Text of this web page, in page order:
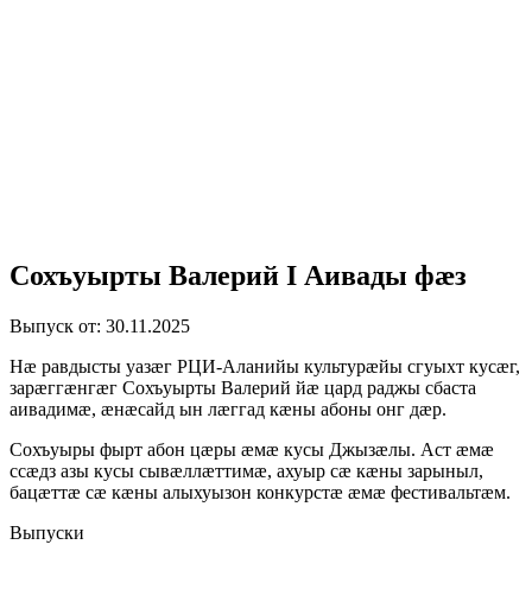
Сохъуырты Валерий I Аивады фæз
Выпуск от: 30.11.2025
Нӕ равдысты уазӕг РЦИ-Аланийы культурӕйы сгуыхт кусӕг,
зарӕггӕнгӕг Сохъуырты Валерий йӕ цард раджы сбаста
аивадимӕ, ӕнӕсайд ын лӕггад кӕны абоны онг дӕр.
Сохъуыры фырт абон цӕры ӕмӕ кусы Джызӕлы. Аст ӕмӕ
ссӕдз азы кусы сывӕллӕттимӕ, ахуыр сӕ кӕны зарыныл,
бацӕттӕ сӕ кӕны алыхуызон конкурстӕ ӕмӕ фестивальтӕм.
Выпуски